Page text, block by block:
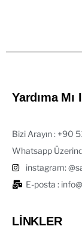
Yardıma Mı
Bizi Arayın : ‪+90
Whatsapp
instagram:
E-posta :
LİNKLER